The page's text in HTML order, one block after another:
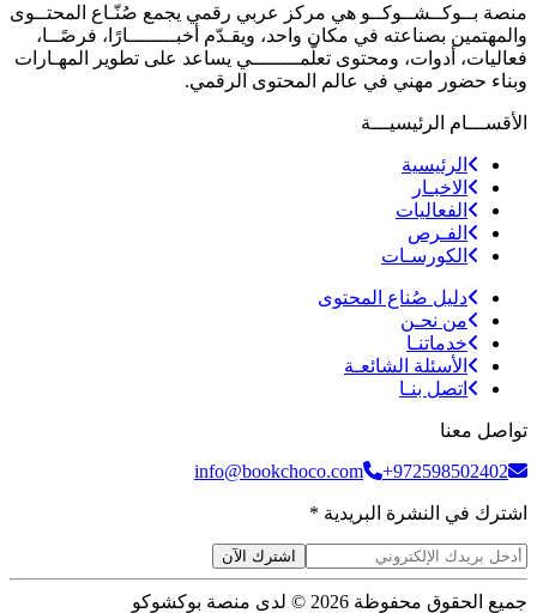
منصة بــوكــشــوكــو هي مركز عربي رقمي يجمع صُنّـاع المحتــوى
والمهتمين بصناعته في مكان واحد، ويقـدّم أخبــــــــارًا، فرصًــا،
فعاليات، أدوات، ومحتوى تعلّمــــــــي يساعد على تطوير المهـارات
وبناء حضور مهني في عالم المحتوى الرقمي.
الأقســـام الرئيسيـــة
الرئيسية
الاخبـار
الفعاليات
الفـرص
الكورسـات
دليل صُناع المحتوى
من نحـن
خدماتنـا
الأسئلة الشائعـة
اتصل بنـا
تواصل معنا
info@bookchoco.com
+972598502402
اشترك في النشرة البريدية *
اشترك الآن
جميع الحقوق محفوظة 2026 © لدى منصة بوكشوكو